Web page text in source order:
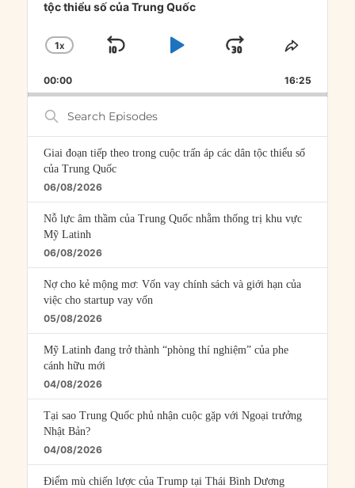
tộc thiểu số của Trung Quốc
CHANGE
RATE
1X
SKIP
PLAYJUMP
FORWARD
SHARE
00:00 16:25
Search
Episodes
Giai đoạn tiếp theo trong cuộc trấn áp các dân tộc thiểu số
của Trung Quốc
06/08/2026
Nỗ lực âm thầm của Trung Quốc nhằm thống trị khu vực
Mỹ Latinh
06/08/2026
Nợ cho kẻ mộng mơ: Vốn vay chính sách và giới hạn của
việc cho startup vay vốn
05/08/2026
Mỹ Latinh đang trở thành “phòng thí nghiệm” của phe
cánh hữu mới
04/08/2026
Tại sao Trung Quốc phủ nhận cuộc gặp với Ngoại trưởng
Nhật Bản?
04/08/2026
Điểm mù chiến lược của Trump tại Thái Bình Dương